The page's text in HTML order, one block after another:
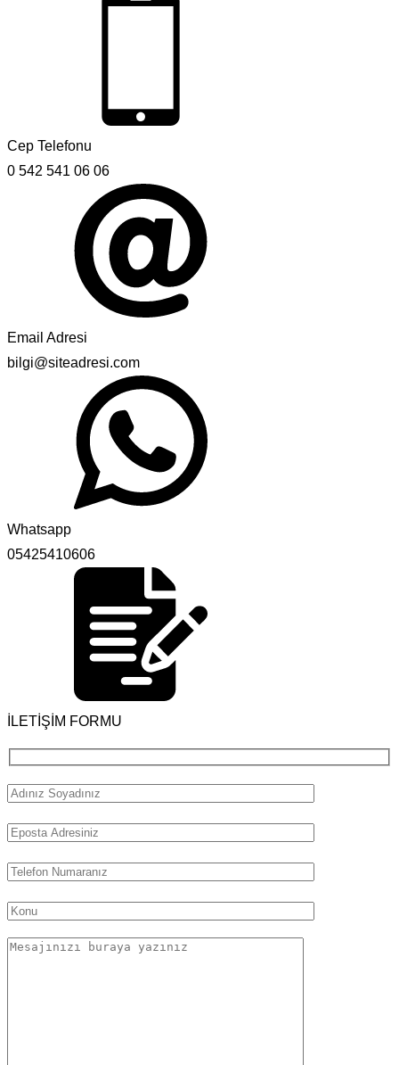
Cep Telefonu
0 542 541 06 06
Email Adresi
bilgi@siteadresi.com
Whatsapp
05425410606
İLETİŞİM FORMU